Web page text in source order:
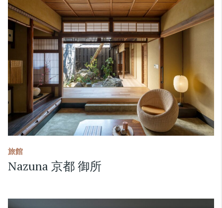
旅館
Nazuna 京都 御所